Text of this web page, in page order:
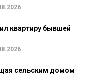
квартиру бывшей
сельским домом